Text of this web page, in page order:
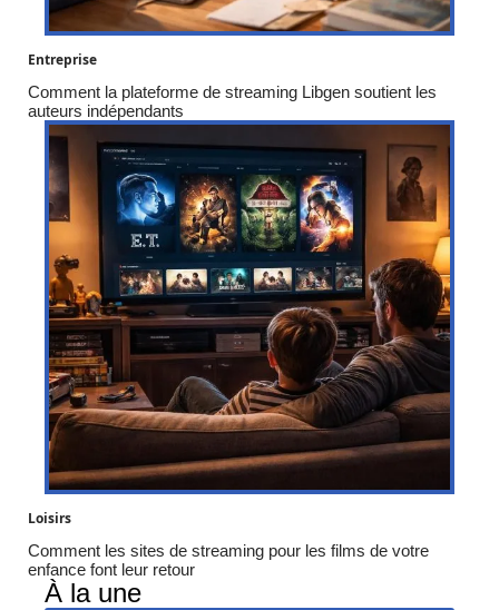
Entreprise
Comment la plateforme de streaming Libgen soutient les
auteurs indépendants
Loisirs
Comment les sites de streaming pour les films de votre
enfance font leur retour
À la une